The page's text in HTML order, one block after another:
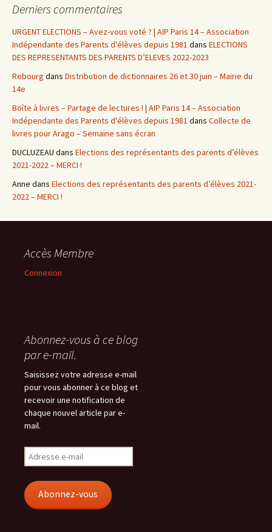
Derniers commentaires
URGENT ELECTIONS – Avez-vous voté ? | AIP Paris 14 – Association
Indépendante des Parents d'élèves depuis 1981 dans ELECTIONS
DES REPRESENTANTS DES PARENTS D’ELEVES 2022-2023
Rebourg dans Distribution de dictionnaires 26 et 30 juin – Mairie du
14e
Boîte à livres – Partage de lectures ! | AIP Paris 14 – Association
Indépendante des Parents d'élèves depuis 1981 dans Collecte de
livres pour Arago – Semaine sans écran
DUCLUZEAU dans Elections des représentants des parents d’élèves
2021-2022 – MERCI !
Anne dans Elections des représentants des parents d’élèves 2021-
2022 – MERCI !
Accès Membre
Connexion
Abonnez-vous à ce blog
par e-mail.
Saisissez votre adresse e-mail
pour vous abonner à ce blog et
recevoir une notification de
chaque nouvel article par e-
mail.
Adresse
e-
Abonnez-vous